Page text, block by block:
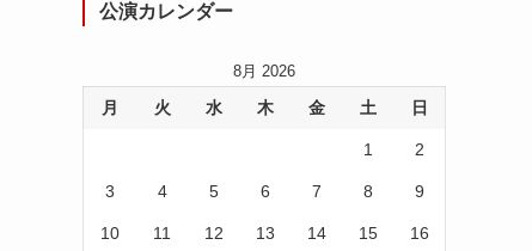
公演カレンダー
8月 2026
月 火 水 木 金 土 日
1 2
3 4 5 6 7 8 9
10 11 12 13 14 15 16